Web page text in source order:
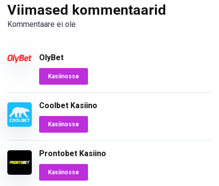
Viimased kommentaarid
Kommentaare ei ole.
OlyBet
Kasiinosse
Coolbet Kasiino
Kasiinosse
Prontobet Kasiino
Kasiinosse